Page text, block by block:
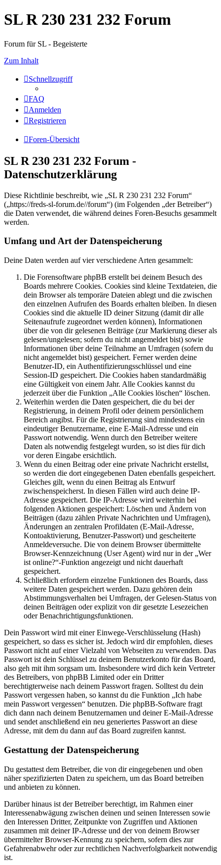
SL R 230 231 232 Forum
Forum für SL - Begeisterte
Zum Inhalt
Schnellzugriff
FAQ
Anmelden
Registrieren
Foren-Übersicht
SL R 230 231 232 Forum -
Datenschutzerklärung
Diese Richtlinie beschreibt, wie „SL R 230 231 232 Forum“
(„https://freds-sl-forum.de//forum“) (im Folgenden „der Betreiber“)
die Daten verwendet, die während deines Foren-Besuchs gesammelt
werden.
Umfang und Art der Datenspeicherung
Deine Daten werden auf vier verschiedene Arten gesammelt:
Die Forensoftware phpBB erstellt bei deinem Besuch des
Boards mehrere Cookies. Cookies sind kleine Textdateien, die
dein Browser als temporäre Dateien ablegt und die zwischen
den einzelnen Aufrufen des Boards erhalten bleiben. In diesen
Cookies sind die aktuelle ID deiner Sitzung (damit dir alle
Seitenaufrufe zugeordnet werden können), Informationen
über die von dir gelesenen Beiträge (zur Markierung dieser als
gelesen/ungelesen; sofern du nicht angemeldet bist) sowie
Informationen über deine Teilnahme an Umfragen (sofern du
nicht angemeldet bist) gespeichert. Ferner werden deine
Benutzer-ID, ein Authentifizierungsschlüssel und eine
Session-ID gespeichert. Die Cookies haben standardmäßig
eine Gültigkeit von einem Jahr. Alle Cookies kannst du
jederzeit über die Funktion „Alle Cookies löschen“ löschen.
Weiterhin werden die Daten gespeichert, die du bei der
Registrierung, in deinem Profil oder deinem persönlichem
Bereich angibst. Für die Registrierung sind mindestens ein
eindeutiger Benutzername, eine E-Mail-Adresse und ein
Passwort notwendig. Wenn durch den Betreiber weitere
Daten als notwendig festgelegt wurden, so ist dies für dich
vor deren Eingabe ersichtlich.
Wenn du einen Beitrag oder eine private Nachricht erstellst,
so werden die dort eingegebenen Daten ebenfalls gespeichert.
Gleiches gilt, wenn du einen Beitrag als Entwurf
zwischenspeicherst. In diesen Fällen wird auch deine IP-
Adresse gespeichert. Die IP-Adresse wird weiterhin bei
folgenden Aktionen gespeichert: Löschen und Ändern von
Beiträgen (dazu zählen Private Nachrichten und Umfragen),
Änderungen an zentralen Profildaten (E-Mail-Adresse,
Kontoaktivierung, Benutzer-Passwort) und gescheiterte
Anmeldeversuche. Die von deinem Browser übermittelte
Browser-Kennzeichnung (User Agent) wird nur in der „Wer
ist online?“-Funktion angezeigt und nicht dauerhaft
gespeichert.
Schließlich erfordern einzelne Funktionen des Boards, dass
weitere Daten gespeichert werden. Dazu gehören dein
Abstimmungsverhalten bei Umfragen, der Gelesen-Status von
deinen Beiträgen oder explizit von dir gesetzte Lesezeichen
oder Benachrichtigungsfunktionen.
Dein Passwort wird mit einer Einwege-Verschlüsselung (Hash)
gespeichert, so dass es sicher ist. Jedoch wird dir empfohlen, dieses
Passwort nicht auf einer Vielzahl von Webseiten zu verwenden. Das
Passwort ist dein Schlüssel zu deinem Benutzerkonto für das Board,
also geh mit ihm sorgsam um. Insbesondere wird dich kein Vertreter
des Betreibers, von phpBB Limited oder ein Dritter
berechtigterweise nach deinem Passwort fragen. Solltest du dein
Passwort vergessen haben, so kannst du die Funktion „Ich habe
mein Passwort vergessen“ benutzen. Die phpBB-Software fragt
dich dann nach deinem Benutzernamen und deiner E-Mail-Adresse
und sendet anschließend ein neu generiertes Passwort an diese
Adresse, mit dem du dann auf das Board zugreifen kannst.
Gestattung der Datenspeicherung
Du gestattest dem Betreiber, die von dir eingegebenen und oben
näher spezifizierten Daten zu speichern, um das Board betreiben
und anbieten zu können.
Darüber hinaus ist der Betreiber berechtigt, im Rahmen einer
Interessenabwägung zwischen deinen und seinen Interessen sowie
den Interessen Dritter, Zeitpunkte von Zugriffen und Aktionen
zusammen mit deiner IP-Adresse und der von deinem Browser
übermittelter Browser-Kennung zu speichern, sofern dies zur
Gefahrenabwehr oder zur rechtlichen Nachverfolgbarkeit notwendig
ist.